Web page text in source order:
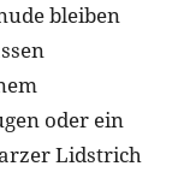
bleiben
oder ein
Lidstrich